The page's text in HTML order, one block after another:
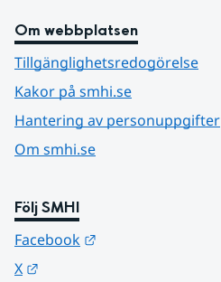
Om webbplatsen
Tillgänglighetsredogörelse
Kakor på smhi.se
Hantering av personuppgifter
Om smhi.se
Följ SMHI
Facebook
X